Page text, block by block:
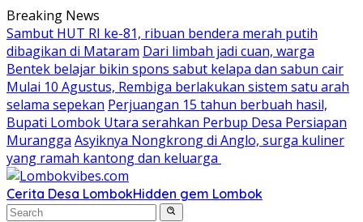
Skip
to
content
Breaking News
Sambut HUT RI ke-81, ribuan bendera merah putih
dibagikan di Mataram Dari limbah jadi cuan, warga
Bentek belajar bikin spons sabut kelapa dan sabun cair
Mulai 10 Agustus, Rembiga berlakukan sistem satu arah
selama sepekan Perjuangan 15 tahun berbuah hasil,
Bupati Lombok Utara serahkan Perbup Desa Persiapan
Murangga Asyiknya Nongkrong di Anglo, surga kuliner
yang ramah kantong dan keluarga
Cerita Desa LombokHidden gem Lombok